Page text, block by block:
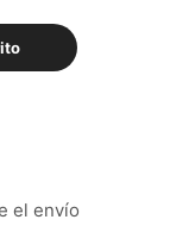
el envío